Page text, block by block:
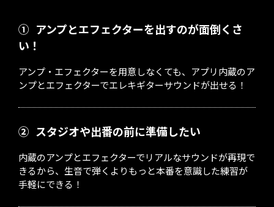
① アンプとエフェクターを出すのが面倒くさ
い！
アンプ・エフェクターを用意しなくても、アプリ内蔵のア
ンプとエフェクターでエレキギターサウンドが出せる！
② スタジオや出番の前に準備したい
内蔵のアンプとエフェクターでリアルなサウンドが再現で
きるから、生音で弾くよりもっと本番を意識した練習が
手軽にできる！